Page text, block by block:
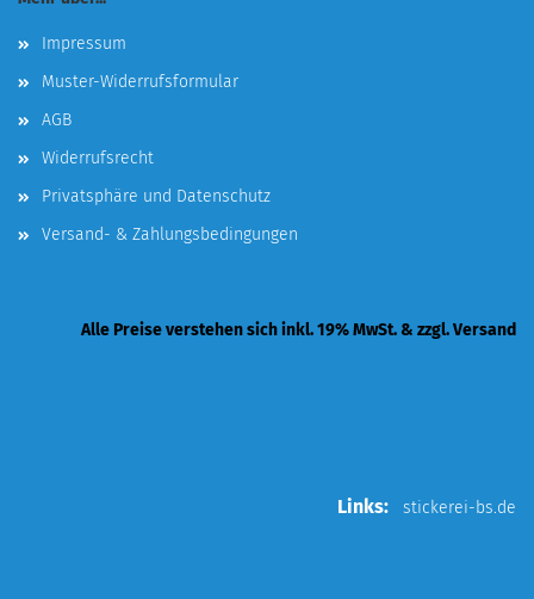
Impressum
Muster-Widerrufsformular
AGB
Widerrufsrecht
Privatsphäre und Datenschutz
Versand- & Zahlungsbedingungen
Alle Preise verstehen sich inkl. 19% MwSt. & zzgl. Versand
Links: stickerei-bs.de